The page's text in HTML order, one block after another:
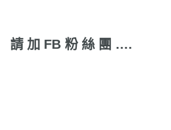
請 加 FB 粉 絲 團 ….